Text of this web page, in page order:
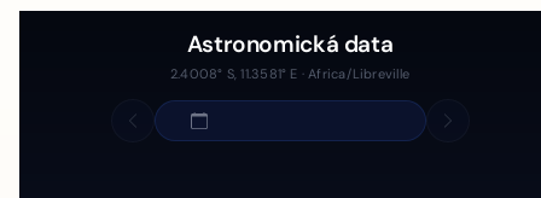
Astronomická data
2.4008° S, 11.3581° E · Africa/Libreville